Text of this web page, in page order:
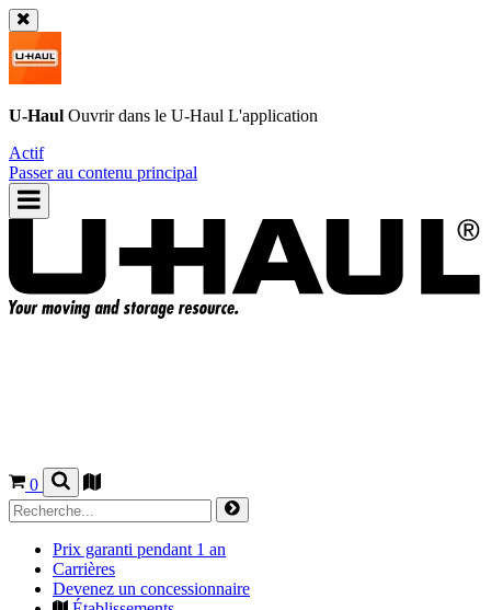
U-Haul Ouvrir dans le U-Haul L'application
Actif
Passer au contenu principal
0
Prix garanti pendant 1 an
Carrières
Devenez un concessionnaire